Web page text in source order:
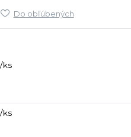
Do obľúbených
/ks
/ks